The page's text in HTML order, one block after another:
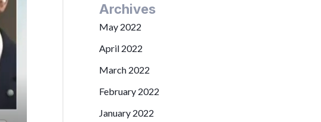
Archives
May 2022
April 2022
March 2022
February 2022
January 2022